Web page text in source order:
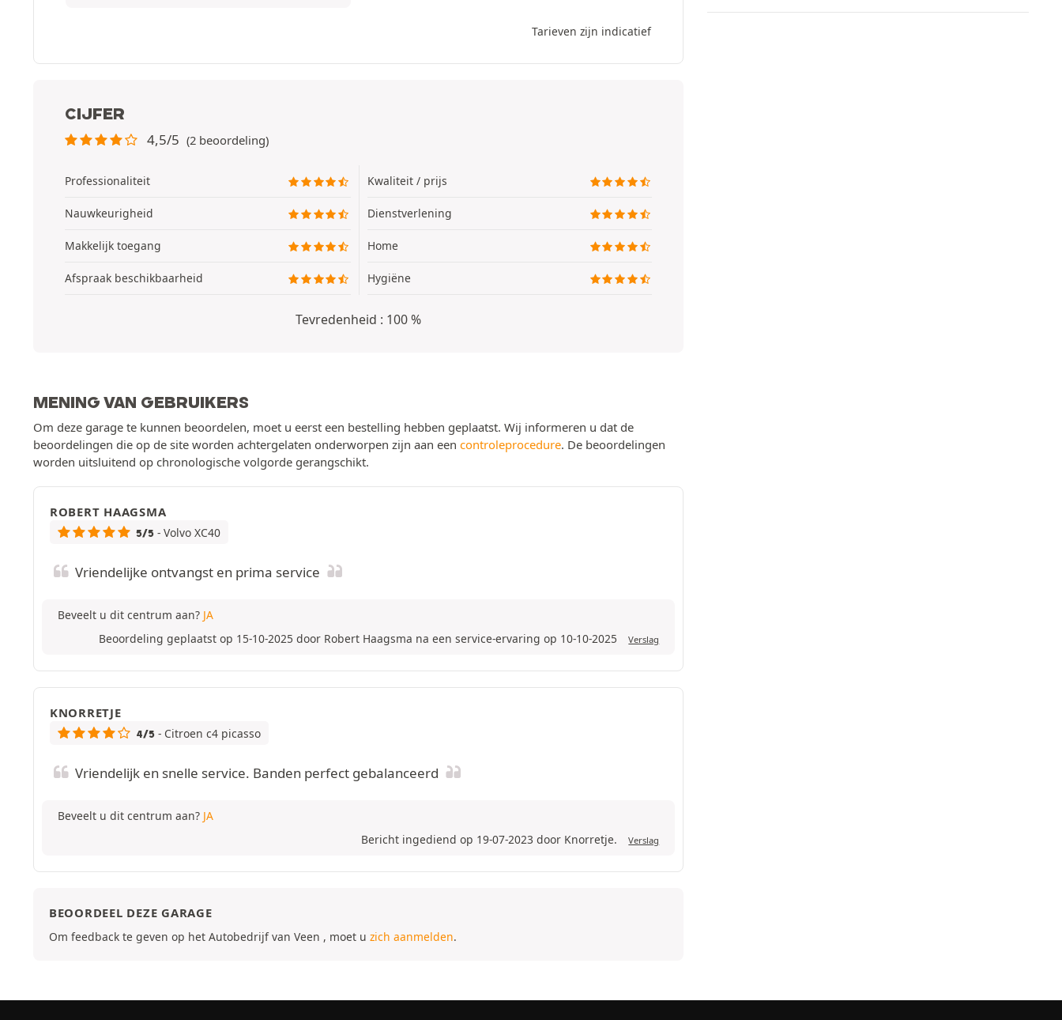
Tarieven zijn indicatief
CIJFER
4,5/5 (2 beoordeling)
Professionaliteit
Nauwkeurigheid
Makkelijk toegang
Afspraak beschikbaarheid
Kwaliteit / prijs
Dienstverlening
Home
Hygiëne
Tevredenheid : 100 %
MENING VAN GEBRUIKERS
Om deze garage te kunnen beoordelen, moet u eerst een bestelling hebben geplaatst. Wij informeren u dat de
beoordelingen die op de site worden achtergelaten onderworpen zijn aan een controleprocedure. De beoordelingen
worden uitsluitend op chronologische volgorde gerangschikt.
ROBERT HAAGSMA
5/5 - Volvo XC40
Vriendelijke ontvangst en prima service
Beveelt u dit centrum aan? JA
Beoordeling geplaatst op 15-10-2025 door Robert Haagsma na een service-ervaring op 10-10-2025
Verslag
KNORRETJE
4/5 - Citroen c4 picasso
Vriendelijk en snelle service. Banden perfect gebalanceerd
Beveelt u dit centrum aan? JA
Bericht ingediend op 19-07-2023 door Knorretje.
Verslag
BEOORDEEL DEZE GARAGE
Om feedback te geven op het Autobedrijf van Veen , moet u zich aanmelden.